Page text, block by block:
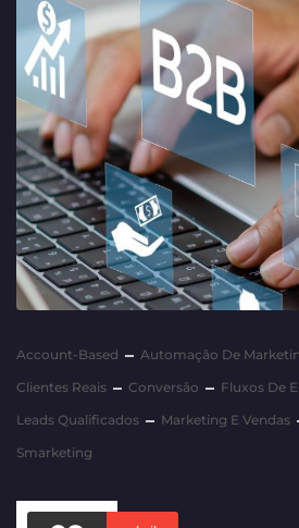
Account-Based Automação De
Clientes Reais
Conversão
Fluxos De
Leads Qualificados
Marketing E Vendas
Smarketing